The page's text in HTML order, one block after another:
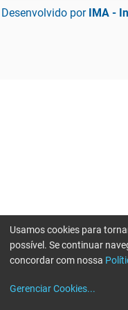
Desenvolvido por IMA -
Usamos cookies para
possível. Se continuar
concordar com nossa
Gerenciar Cookies...